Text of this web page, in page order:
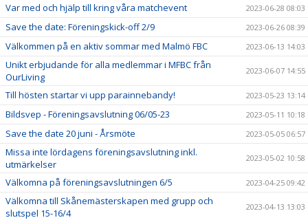
Var med och hjälp till kring våra matchevent 2023-06-28 08:03
Save the date: Föreningskick-off 2/9 2023-06-26 08:39
Välkommen på en aktiv sommar med Malmö FBC 2023-06-13 14:03
Unikt erbjudande för alla medlemmar i MFBC från
OurLiving
2023-06-07 14:55
Till hösten startar vi upp parainnebandy! 2023-05-23 13:14
Bildsvep - Föreningsavslutning 06/05-23 2023-05-11 10:18
Save the date 20 juni - Årsmöte 2023-05-05 06:57
Missa inte lördagens föreningsavslutning inkl.
utmärkelser
2023-05-02 10:58
Välkomna på föreningsavslutningen 6/5 2023-04-25 09:42
Välkomna till Skånemästerskapen med grupp och
slutspel 15-16/4
2023-04-13 13:03